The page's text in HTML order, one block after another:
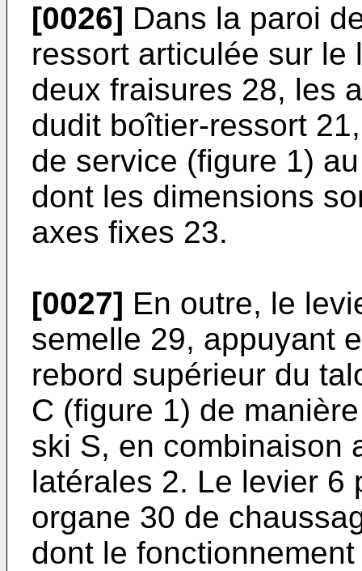
[0026] Dans la paroi
ressort articulée sur le
deux fraisures 28, les
dudit boîtier-ressort
de service (figure 1)
dont les dimensions
axes fixes 23.
[0027] En outre, le
semelle 29, appuyant
rebord supérieur du
C (figure 1) de
ski S, en combinaison
latérales 2. Le levier 6
organe 30 de
dont le